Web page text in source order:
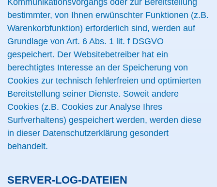
Kommunikationsvorgangs oder zur Bereitstellung
bestimmter, von Ihnen erwünschter Funktionen (z.B.
Warenkorbfunktion) erforderlich sind, werden auf
Grundlage von Art. 6 Abs. 1 lit. f DSGVO
gespeichert. Der Websitebetreiber hat ein
berechtigtes Interesse an der Speicherung von
Cookies zur technisch fehlerfreien und optimierten
Bereitstellung seiner Dienste. Soweit andere
Cookies (z.B. Cookies zur Analyse Ihres
Surfverhaltens) gespeichert werden, werden diese
in dieser Datenschutzerklärung gesondert
behandelt.
SERVER-LOG-DATEIEN